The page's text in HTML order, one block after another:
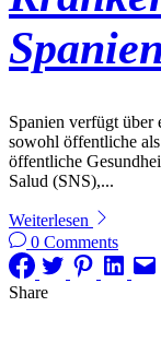
Spanien verfügt über
sowohl öffentliche
öffentliche
Salud (SNS),...
Weiterlesen
0 Comments
Share